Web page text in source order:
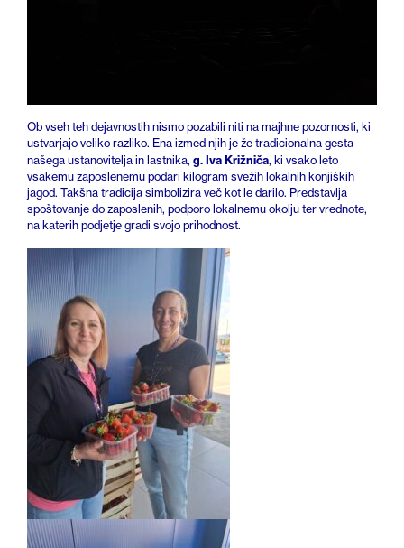
Ob vseh teh dejavnostih nismo pozabili niti na majhne pozornosti, ki
ustvarjajo veliko razliko. Ena izmed njih je že tradicionalna gesta
našega ustanovitelja in lastnika, g. Iva Križniča, ki vsako leto
vsakemu zaposlenemu podari kilogram svežih lokalnih konjiških
jagod. Takšna tradicija simbolizira več kot le darilo. Predstavlja
spoštovanje do zaposlenih, podporo lokalnemu okolju ter vrednote,
na katerih podjetje gradi svojo prihodnost.